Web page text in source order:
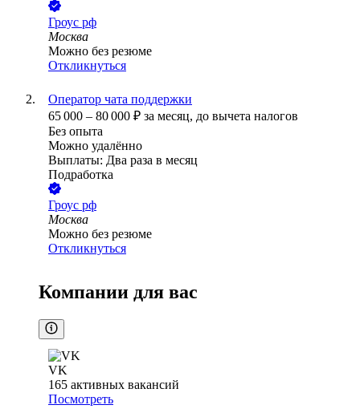
Гроус рф
Москва
Можно без резюме
Откликнуться
Оператор чата поддержки
65 000 – 80 000 ₽ за месяц, до вычета налогов
Без опыта
Можно удалённо
Выплаты: Два раза в месяц
Подработка
Гроус рф
Москва
Можно без резюме
Откликнуться
Компании для вас
VK
165 активных вакансий
Посмотреть